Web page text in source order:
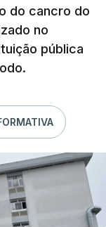
do cancro do
no
pública